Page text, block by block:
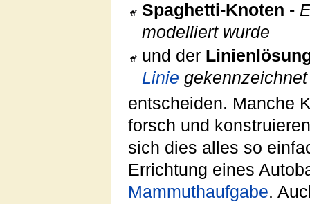
Spaghetti-Knoten -
modelliert wurde
und der
Linie
entscheiden. Manche
forsch und
sich dies alles so
Errichtung eines
Mammuthaufgabe.